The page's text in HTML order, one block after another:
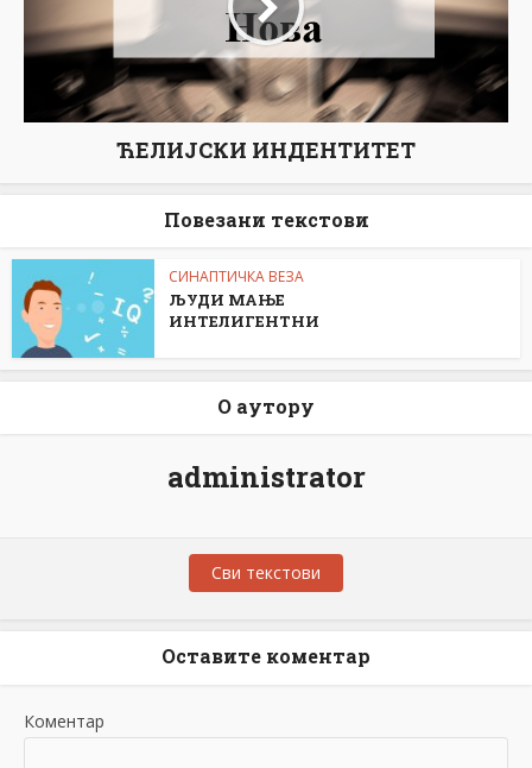
ЋЕЛИЈСКИ ИНДЕНТИТЕТ
Повезани текстови
СИНАПТИЧКА ВЕЗА
ЉУДИ МАЊЕ
ИНТЕЛИГЕНТНИ
О аутору
administrator
Сви текстови
Оставите коментар
Коментар